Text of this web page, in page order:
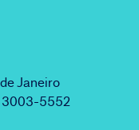
Janeiro
3003-5552